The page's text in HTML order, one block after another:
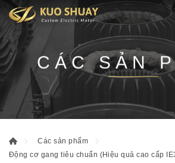
CÁC SẢN
Các sản phẩm
Động cơ gang tiêu chuẩn (Hiệu quả cao cấp